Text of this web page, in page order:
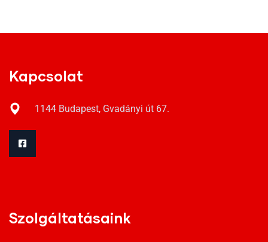
Kapcsolat
1144 Budapest, Gvadányi út 67.
Szolgáltatásaink